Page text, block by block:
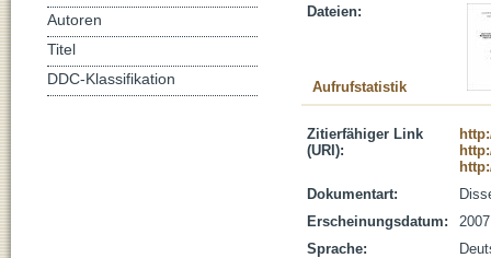
Dateien:
Aufrufstatistik
Zitierfähiger Link
(URI):
Dokumentart:
Erscheinungsdatum:
2007
Sprache:
Autoren
Titel
DDC-Klassifikation